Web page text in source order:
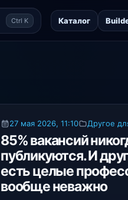
Ctrl K Каталог
27 мая 2026, 11:10 Другое
85% вакансий
публикуются. И
есть целые
вообще неважно